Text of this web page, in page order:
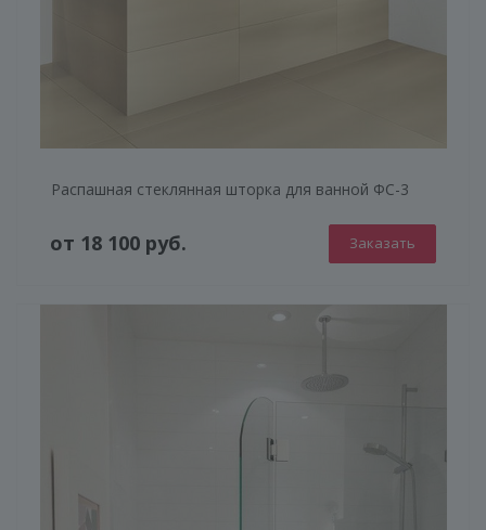
Распашная стеклянная шторка для ванной ФС-3
от 18 100 руб. Заказать